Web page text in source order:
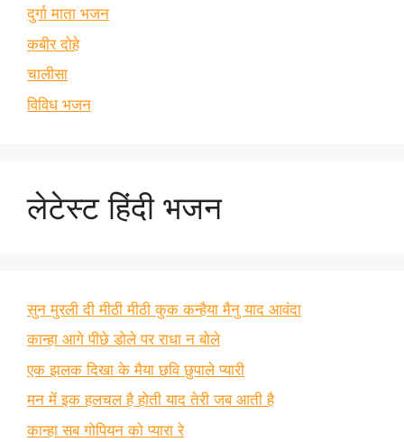
दुर्गा माता भजन
कबीर दोहे
चालीसा
विविध भजन
लेटेस्ट हिंदी भजन
सुन मुरली दी मीठी मीठी कुक कन्हैया मैनु याद आवंदा
कान्हा आगे पीछे डोले पर राधा न बोले
एक झलक दिखा के मैया छवि छुपाले प्यारी
मन में इक हलचल है होती याद तेरी जब आती है
कान्हा सब गोपियन को प्यारा रे